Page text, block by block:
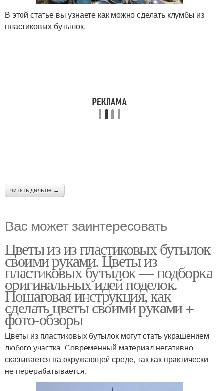
В этой статье вы узнаете как можно сделать клумбы из
пластиковых бутылок.
читать дальше →
Вас может заинтересовать
Цветы из из пластиковых бутылок
своими руками. Цветы из
пластиковых бутылок — подборка
оригинальных идей поделок.
Пошаговая инструкция, как
сделать цветы своими руками +
фото-обзоры
Цветы из пластиковых бутылок могут стать украшением
любого участка. Современный материал негативно
сказывается на окружающей среде, так как практически
не перерабатывается.